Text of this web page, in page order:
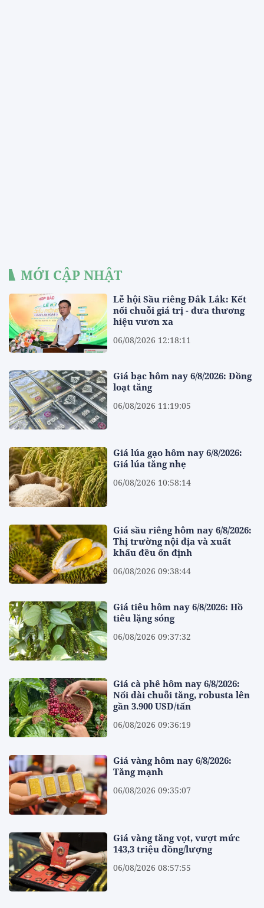
MỚI CẬP NHẬT
Lễ hội Sầu riêng Đắk Lắk: Kết
nối chuỗi giá trị - đưa thương
hiệu vươn xa
06/08/2026 12:18:11
Giá bạc hôm nay 6/8/2026: Đồng
loạt tăng
06/08/2026 11:19:05
Giá lúa gạo hôm nay 6/8/2026:
Giá lúa tăng nhẹ
06/08/2026 10:58:14
Giá sầu riêng hôm nay 6/8/2026:
Thị trường nội địa và xuất
khẩu đều ổn định
06/08/2026 09:38:44
Giá tiêu hôm nay 6/8/2026: Hồ
tiêu lặng sóng
06/08/2026 09:37:32
Giá cà phê hôm nay 6/8/2026:
Nối dài chuỗi tăng, robusta lên
gần 3.900 USD/tấn
06/08/2026 09:36:19
Giá vàng hôm nay 6/8/2026:
Tăng mạnh
06/08/2026 09:35:07
Giá vàng tăng vọt, vượt mức
143,3 triệu đồng/lượng
06/08/2026 08:57:55